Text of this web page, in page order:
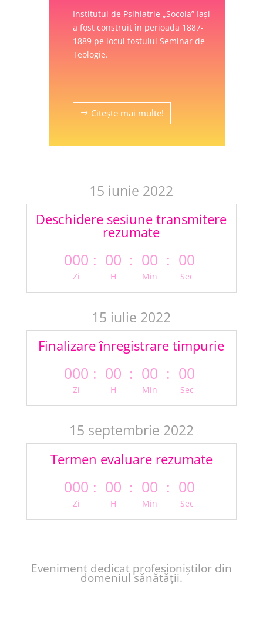
Institutul de Psihiatrie „Socola” Iaşi
a fost construit în perioada 1887-
1889 pe locul fostului Seminar de
Teologie.
Citește mai multe!
15 iunie 2022
Deschidere sesiune transmitere
rezumate
000
Zi
: 00
H
: 00
Min
: 00
Sec
15 iulie 2022
Finalizare ȋnregistrare timpurie
000
Zi
: 00
H
: 00
Min
: 00
Sec
15 septembrie 2022
Termen evaluare rezumate
000
Zi
: 00
H
: 00
Min
: 00
Sec
Eveniment dedicat profesioniștilor din
domeniul sănătății.